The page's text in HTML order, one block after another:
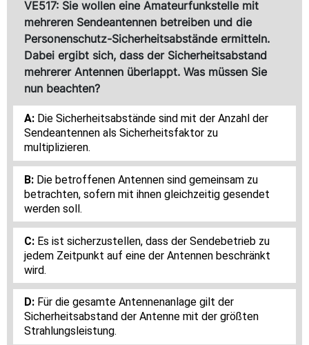
VE517: Sie wollen eine Amateurfunkstelle mit
mehreren Sendeantennen betreiben und die
Personenschutz-Sicherheitsabstände ermitteln.
Dabei ergibt sich, dass der Sicherheitsabstand
mehrerer Antennen überlappt. Was müssen Sie
nun beachten?
Die Sicherheitsabstände sind mit der Anzahl der
Sendeantennen als Sicherheitsfaktor zu
multiplizieren.
Die betroffenen Antennen sind gemeinsam zu
betrachten, sofern mit ihnen gleichzeitig gesendet
werden soll.
Es ist sicherzustellen, dass der Sendebetrieb zu
jedem Zeitpunkt auf eine der Antennen beschränkt
wird.
Für die gesamte Antennenanlage gilt der
Sicherheitsabstand der Antenne mit der größten
Strahlungsleistung.